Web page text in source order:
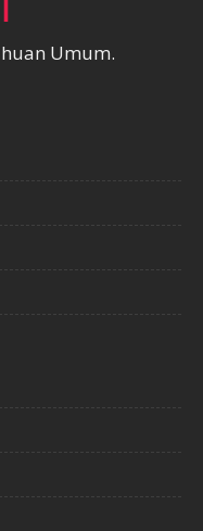
Umum.